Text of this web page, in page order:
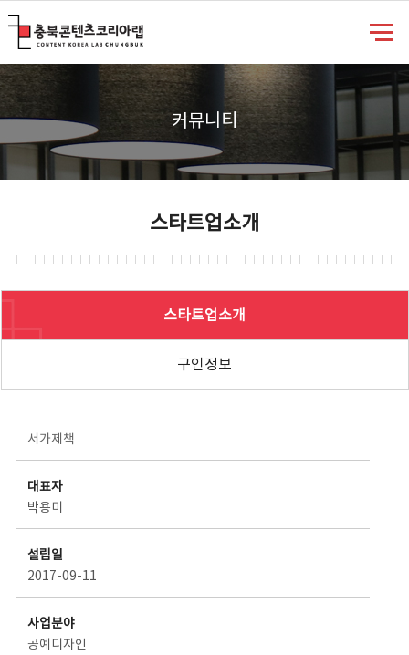
커뮤니티
스타트업소개
스타트업소개
구인정보
서가제책
대표자
박용미
설립일
2017-09-11
사업분야
공예디자인